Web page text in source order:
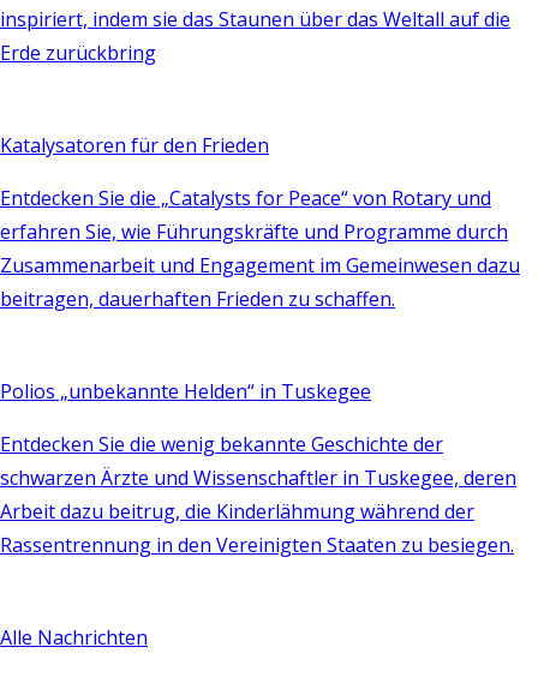
inspiriert, indem sie das Staunen über das Weltall auf die
Erde zurückbring
Katalysatoren für den Frieden
Entdecken Sie die „Catalysts for Peace“ von Rotary und
erfahren Sie, wie Führungskräfte und Programme durch
Zusammenarbeit und Engagement im Gemeinwesen dazu
beitragen, dauerhaften Frieden zu schaffen.
Polios „unbekannte Helden“ in Tuskegee
Entdecken Sie die wenig bekannte Geschichte der
schwarzen Ärzte und Wissenschaftler in Tuskegee, deren
Arbeit dazu beitrug, die Kinderlähmung während der
Rassentrennung in den Vereinigten Staaten zu besiegen.
Alle Nachrichten